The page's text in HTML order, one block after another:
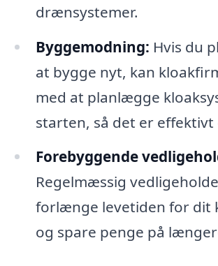
drænsystemer.
Byggemodning: Hvis du
at bygge nyt, kan
med at planlægge
starten, så det er effektivt
Forebyggende
Regelmæssig
forlænge levetiden for dit
og spare penge på